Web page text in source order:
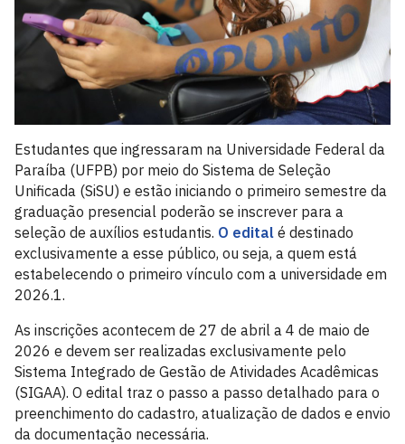
Estudantes que ingressaram na Universidade Federal da
Paraíba (UFPB) por meio do Sistema de Seleção
Unificada (SiSU) e estão iniciando o primeiro semestre da
graduação presencial poderão se inscrever para a
seleção de auxílios estudantis. O edital é destinado
exclusivamente a esse público, ou seja, a quem está
estabelecendo o primeiro vínculo com a universidade em
2026.1.
As inscrições acontecem de 27 de abril a 4 de maio de
2026 e devem ser realizadas exclusivamente pelo
Sistema Integrado de Gestão de Atividades Acadêmicas
(SIGAA). O edital traz o passo a passo detalhado para o
preenchimento do cadastro, atualização de dados e envio
da documentação necessária.